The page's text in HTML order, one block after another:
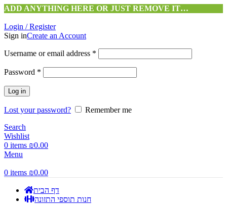
ADD ANYTHING HERE OR JUST REMOVE IT…
Login / Register
Sign inCreate an Account
Username or email address *
Password *
Log in
Lost your password?
Remember me
Search
Wishlist
0 items ₪0.00
Menu
0 items ₪0.00
דף הבית
חנות תוספי התזונה